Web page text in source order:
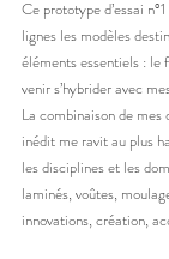
Ce prototype d’essai
lignes les modèles
éléments essentiels : le
venir s’hybrider avec
La combinaison de
inédit me ravit au plus
les disciplines et les
laminés, voûtes,
innovations, création,